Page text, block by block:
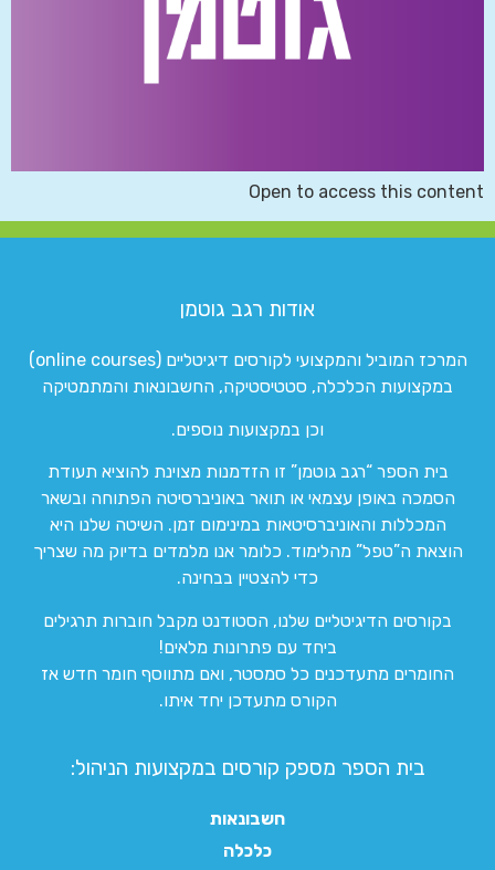
Open to access this content
אודות רגב גוטמן
המרכז המוביל והמקצועי לקורסים דיגיטליים (online courses)
במקצועות הכלכלה, סטטיסטיקה, החשבונאות והמתמטיקה
וכן במקצועות נוספים.
בית הספר “רגב גוטמן” זו הזדמנות מצוינת להוציא תעודת
הסמכה באופן עצמאי או תואר באוניברסיטה הפתוחה ובשאר
המכללות והאוניברסיטאות במינימום זמן. השיטה שלנו היא
הוצאת ה”טפל” מהלימוד. כלומר אנו מלמדים בדיוק מה שצריך
כדי להצטיין בבחינה.
בקורסים הדיגיטליים שלנו, הסטודנט מקבל חוברות תרגילים
ביחד עם פתרונות מלאים!
החומרים מתעדכנים כל סמסטר, ואם מתווסף חומר חדש אז
הקורס מתעדכן יחד איתו.
בית הספר מספק קורסים במקצועות הניהול:
חשבונאות
כלכלה